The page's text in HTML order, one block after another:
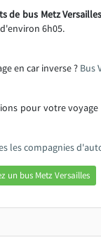
de bus Metz
6h05.
en car inverse ? Bus
pour votre
les compagnies
un bus Metz Versailles